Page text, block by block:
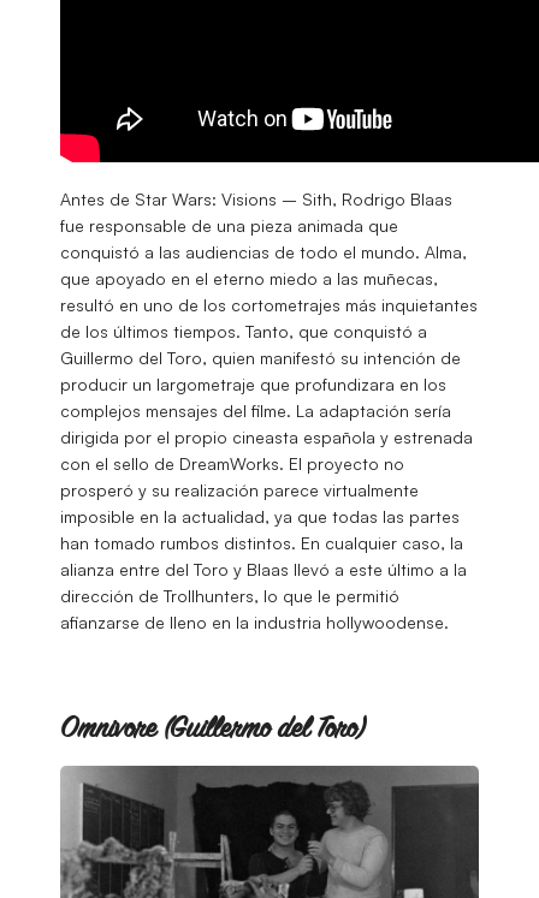
Antes de Star Wars: Visions – Sith, Rodrigo Blaas
fue responsable de una pieza animada que
conquistó a las audiencias de todo el mundo. Alma,
que apoyado en el eterno miedo a las muñecas,
resultó en uno de los cortometrajes más inquietantes
de los últimos tiempos. Tanto, que conquistó a
Guillermo del Toro, quien manifestó su intención de
producir un largometraje que profundizara en los
complejos mensajes del filme. La adaptación sería
dirigida por el propio cineasta española y estrenada
con el sello de DreamWorks. El proyecto no
prosperó y su realización parece virtualmente
imposible en la actualidad, ya que todas las partes
han tomado rumbos distintos. En cualquier caso, la
alianza entre del Toro y Blaas llevó a este último a la
dirección de Trollhunters, lo que le permitió
afianzarse de lleno en la industria hollywoodense.
Omnivore (Guillermo del Toro)